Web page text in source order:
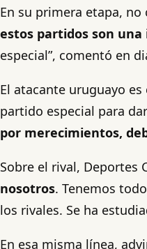
En su primera etapa,
estos partidos son
especial”, comentó en
El atacante uruguayo
partido especial para
por merecimientos,
Sobre el rival, Deportes
nosotros. Tenemos
los rivales. Se ha
En esa misma línea,